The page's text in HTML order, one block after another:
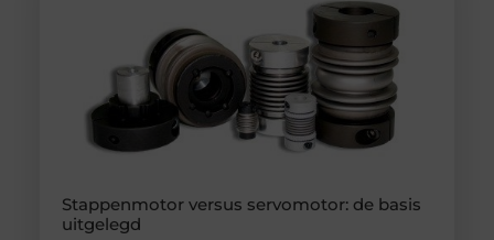
Stappenmotor versus servomotor: de basis
uitgelegd